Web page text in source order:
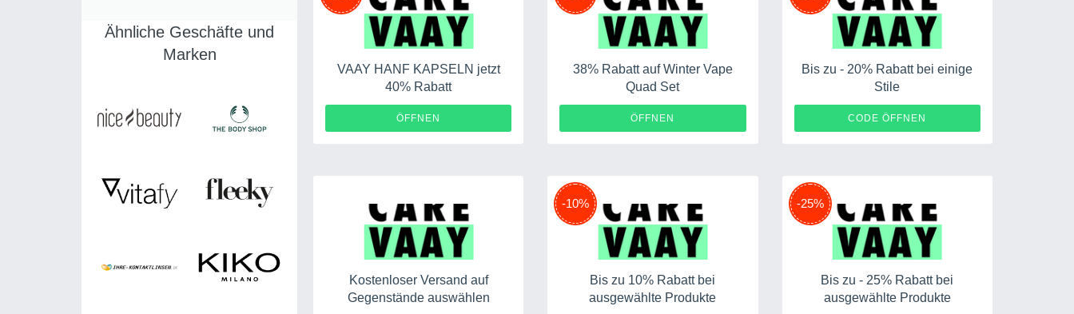
Ähnliche Geschäfte und
Marken
VAAY HANF KAPSELN jetzt
40% Rabatt
ÖFFNEN
38% Rabatt auf Winter Vape
Quad Set
ÖFFNEN
Bis zu - 20% Rabatt bei einige
Stile
CODE ÖFFNENHEYMARIE
Kostenloser Versand auf
Gegenstände auswählen
-10%
Bis zu 10% Rabatt bei
ausgewählte Produkte
-25%
Bis zu - 25% Rabatt bei
ausgewählte Produkte